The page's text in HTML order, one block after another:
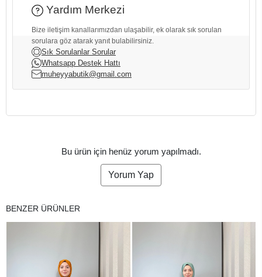
Yardım Merkezi
Bize iletişim kanallarımızdan ulaşabilir, ek olarak sık sorulan
sorulara göz atarak yanıt bulabilirsiniz.
Sık Sorulanlar Sorular
Whatsapp Destek Hattı
muheyyabutik@gmail.com
Bu ürün için henüz yorum yapılmadı.
Yorum Yap
BENZER ÜRÜNLER